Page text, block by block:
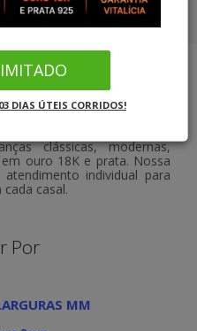
SOLITÁRIO
SOLITÁRIO
clássicas, modernas,
ouro 18K e prata. Nossa
individual para
casal.
Por
MM
DIAS ÚTEIS CORRIDOS!